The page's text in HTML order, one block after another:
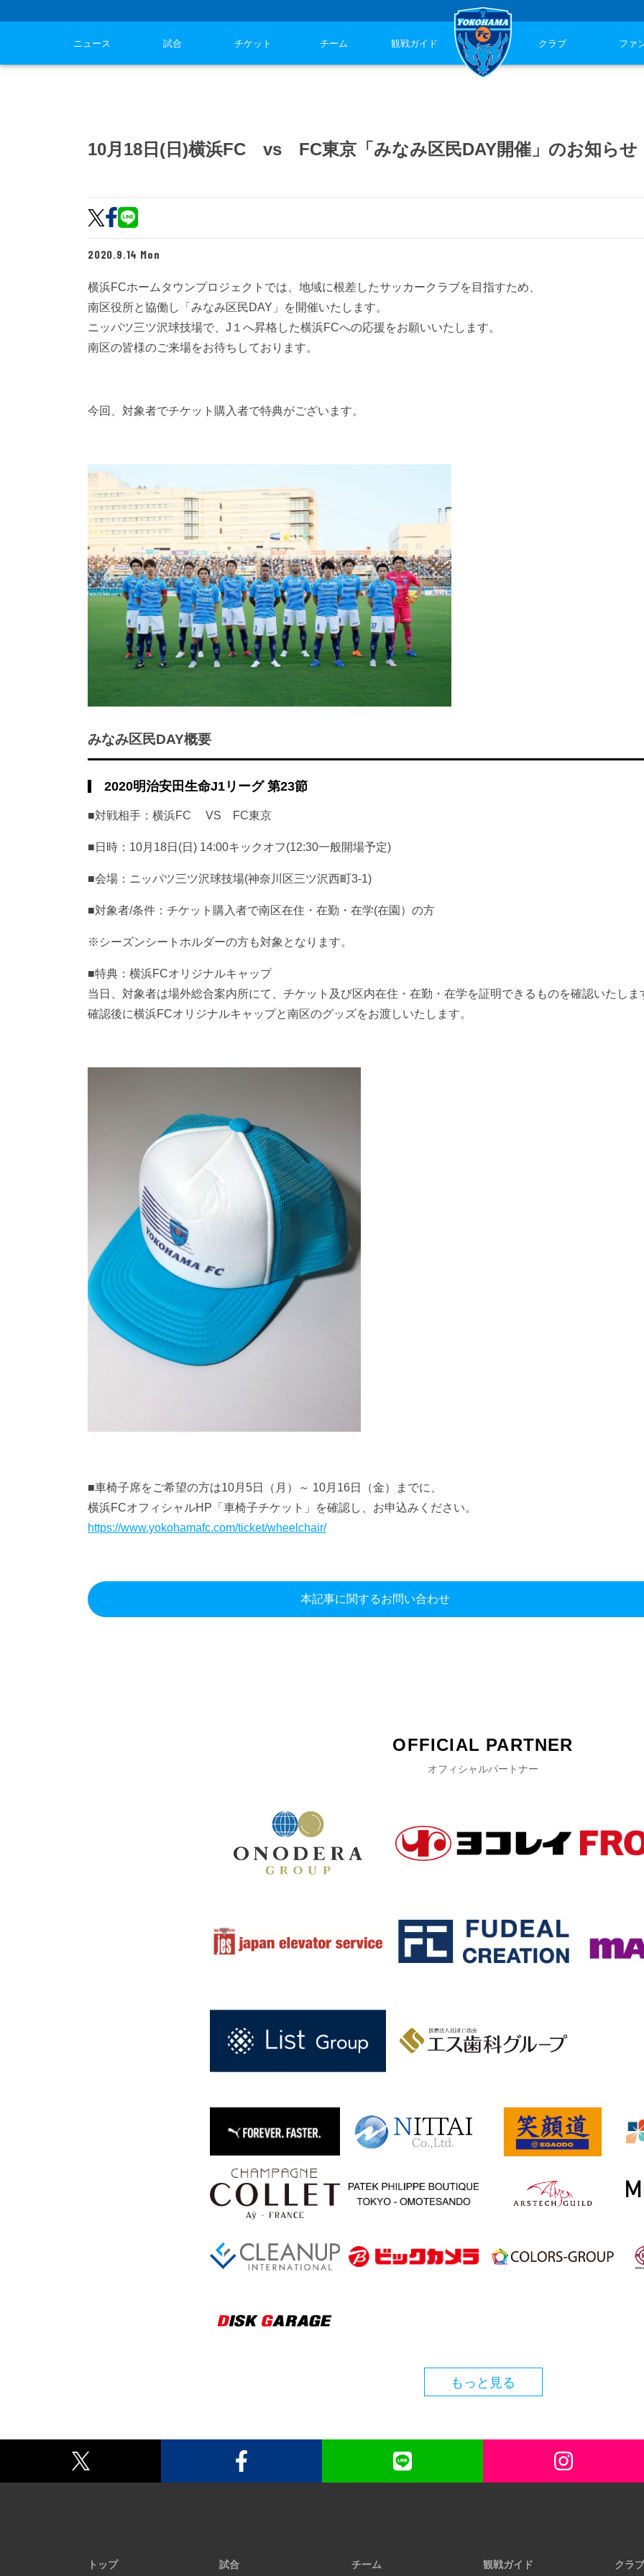
ニュース 試合 チケット チーム 観戦ガイド クラブ ファ
10月18日(日)横浜FC vs FC東京「みなみ区民DAY開催」のお知らせ
2020.9.14 Mon
横浜FCホームタウンプロジェクトでは、地域に根差したサッカークラブを目指すため、
南区役所と協働し「みなみ区民DAY」を開催いたします。
ニッパツ三ツ沢球技場で、J１へ昇格した横浜FCへの応援をお願いいたします。
南区の皆様のご来場をお待ちしております。
今回、対象者でチケット購入者で特典がございます。
みなみ区民DAY概要
2020明治安田生命J1リーグ 第23節
■対戦相手：横浜FC VS FC東京
■日時：10月18日(日) 14:00キックオフ(12:30一般開場予定)
■会場：ニッパツ三ツ沢球技場(神奈川区三ツ沢西町3-1)
■対象者/条件：チケット購入者で南区在住・在勤・在学(在園）の方
※シーズンシートホルダーの方も対象となります。
■特典：横浜FCオリジナルキャップ
当日、対象者は場外総合案内所にて、チケット及び区内在住・在勤・在学を証明できるものを確認いたしま
確認後に横浜FCオリジナルキャップと南区のグッズをお渡しいたします。
■車椅子席をご希望の方は10月5日（月）～ 10月16日（金）までに、
横浜FCオフィシャルHP「車椅子チケット」を確認し、お申込みください。
https://www.yokohamafc.com/ticket/wheelchair/
本記事に関するお問い合わせ
OFFICIAL PARTNER
オフィシャルパートナー
もっと見る
トップ 試合 チーム 観戦ガイド クラ